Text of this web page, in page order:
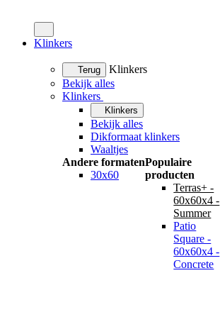
Klinkers
Terug
Klinkers
Bekijk alles
Klinkers
Klinkers
Bekijk alles
Dikformaat klinkers
Waaltjes
Andere formaten
30x60
Populaire
producten
Terras+ -
60x60x4 -
Summer
Patio
Square -
60x60x4 -
Concrete